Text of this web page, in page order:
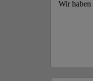
Wir haben